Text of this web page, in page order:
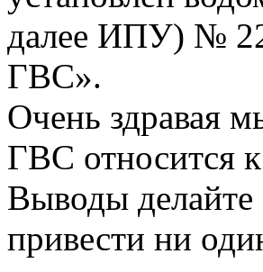
далее ИПУ) №
ГВС».
Очень здравая
ГВС относится
Выводы
привести ни